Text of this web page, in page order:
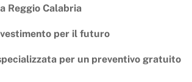
Reggio Calabria
per il futuro
per un preventivo gratuito